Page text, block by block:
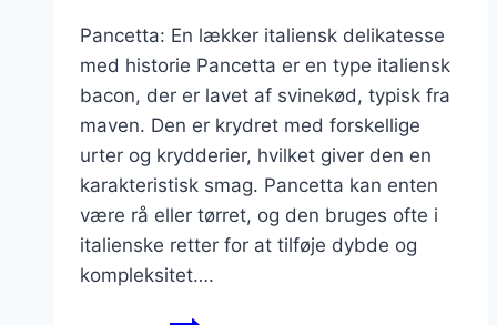
Pancetta: En lækker italiensk delikatesse
med historie Pancetta er en type italiensk
bacon, der er lavet af svinekød, typisk fra
maven. Den er krydret med forskellige
urter og krydderier, hvilket giver den en
karakteristisk smag. Pancetta kan enten
være rå eller tørret, og den bruges ofte i
italienske retter for at tilføje dybde og
kompleksitet….